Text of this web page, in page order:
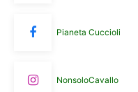
Pianeta Cuccioli
NonsoloCavallo